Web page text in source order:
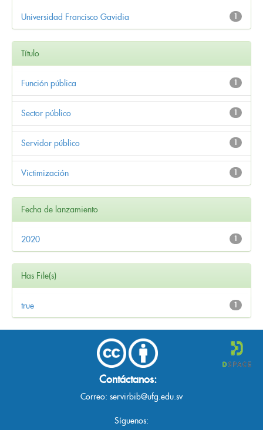
1
Universidad Francisco Gavidia
Título
1
Función pública
1
Sector público
1
Servidor público
1
Victimización
Fecha de lanzamiento
1
2020
Has File(s)
1
true
Contáctanos:
Correo: servirbib@ufg.edu.sv
Síguenos: